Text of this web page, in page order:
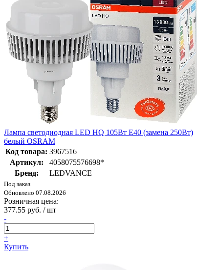
Лампа светодиодная LED HQ 105Вт E40 (замена 250Вт)
белый OSRAM
Код товара: 3967516
Артикул:
4058075576698*
Бренд:
LEDVANCE
Под заказ
Обновлено 07.08.2026
Розничная цена:
377.55 руб. / шт
-
+
Купить